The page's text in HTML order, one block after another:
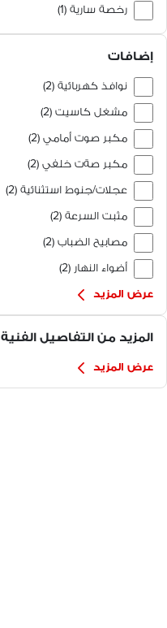
رخصة سارية (1)
استعمال شخصي (1)
مالك أول (1)إضافات
نوافذ كهربائية (2)
مشغل كاسيت (2)
مكبر صوت أمامي (2)
مكبر صةت خلفي (2)
عجلات/جنوط استثنائية (2)
مثبت السرعة (2)
مصابيح الضباب (2)
أضواء النهار (2)
عرض المزيد
المزيد من التفاصيل الفنية
عرض المزيد